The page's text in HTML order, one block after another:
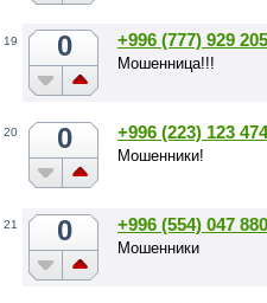
19 0 +996 (777) 929 205
Мошенница!!!
20 0 +996 (223) 123 474
Мошенники!
21 0 +996 (554) 047 880
Мошенники